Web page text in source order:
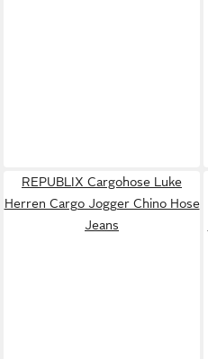
REPUBLIX Cargohose Luke
Herren Cargo Jogger Chino Hose
Jeans